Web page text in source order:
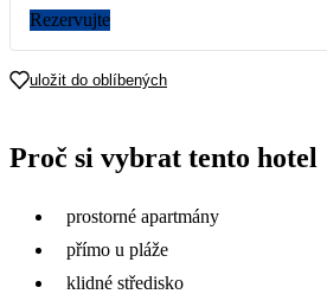
Rezervujte
uložit do oblíbených
Proč si vybrat tento hotel
prostorné apartmány
přímo u pláže
klidné středisko